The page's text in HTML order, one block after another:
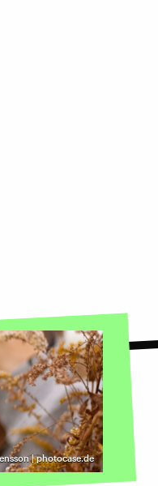
| photocase.de